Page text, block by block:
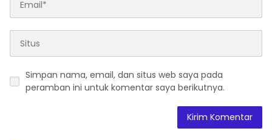
Simpan nama, email, dan situs web saya pada
peramban ini untuk komentar saya berikutnya.